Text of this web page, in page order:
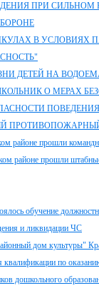
ПРИ СИЛЬНОМ
В УСЛОВИЯХ
ДЕТЕЙ НА
О МЕРАХ
районе прошли
районе прошли
обучение
и ликвидации ЧС
дом культуры"
по
дошкольного